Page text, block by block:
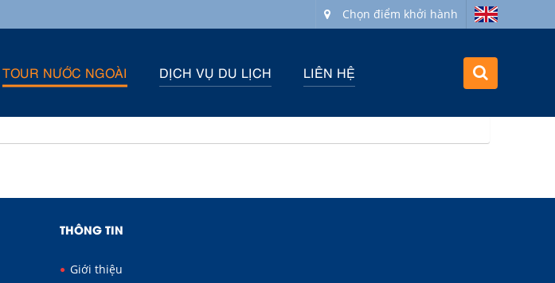
Chọn điểm khởi hành
TOUR NƯỚC NGOÀI DỊCH VỤ DU LỊCH LIÊN HỆ
THÔNG TIN
Giới thiệu